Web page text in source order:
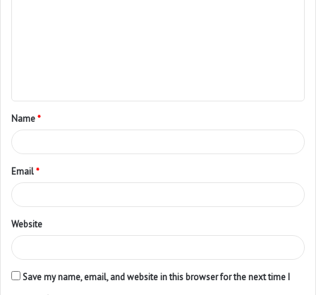
Name*
Email*
Website
Save my name, email, and website in this browser for the next time I